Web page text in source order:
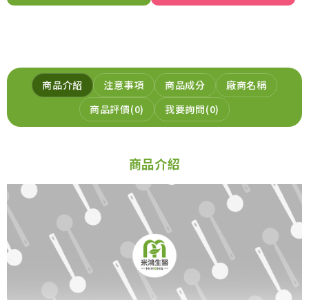
商品介紹 注意事項 商品成分
廠商名稱
商品評價 0 我要詢問 0
商品介紹